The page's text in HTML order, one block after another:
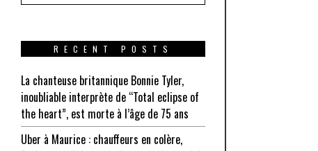
RECENT POSTS
La chanteuse britannique Bonnie Tyler,
inoubliable interprète de “Total eclipse of
the heart”, est morte à l’âge de 75 ans
Uber à Maurice : chauffeurs en colère,